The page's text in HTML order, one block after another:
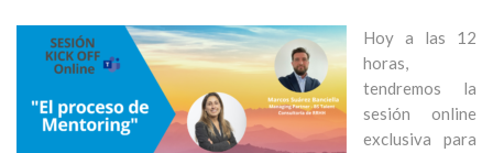
Hoy a las 12
horas,
tendremos la
sesión online
exclusiva para